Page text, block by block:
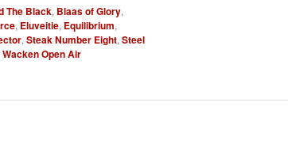
The Black, Blaas of Glory,
, Eluveitie, Equilibrium,
, Steak Number Eight, Steel
Wacken Open Air